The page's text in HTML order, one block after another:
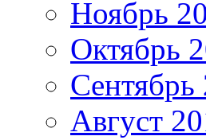
Ноябрь
Октябрь
Сентябрь
Август